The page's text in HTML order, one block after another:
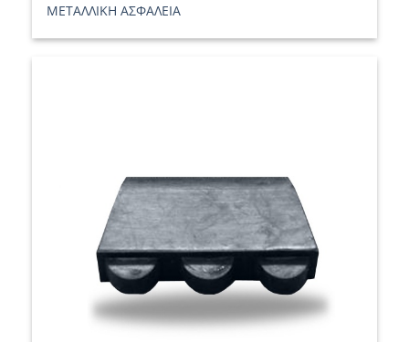
ΜΕΤΑΛΛΙΚΗ ΑΣΦΑΛΕΙΑ